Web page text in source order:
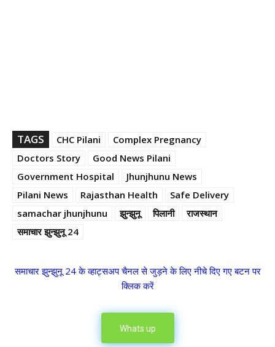
TAGS CHC Pilani
Complex Pregnancy
Doctors Story
Good News Pilani
Government Hospital
Jhunjhunu News
Pilani News
Rajasthan Health
Safe Delivery
samachar jhunjhunu
झुन्झुनू पिलानी
राजस्थान
समाचार झुन्झुनू 24
समाचार झुन्झुनू 24 के व्हाट्सअप चैनल से जुड़ने के लिए नीचे दिए गए बटन पर
क्लिक करें
Whats up